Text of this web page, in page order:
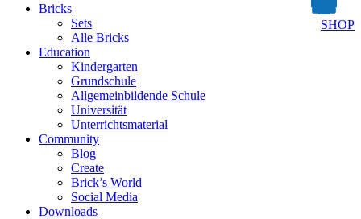
SHOP
Bricks
Sets
Alle Bricks
Education
Kindergarten
Grundschule
Allgemeinbildende Schule
Universität
Unterrichtsmaterial
Community
Blog
Create
Brick’s World
Social Media
Downloads